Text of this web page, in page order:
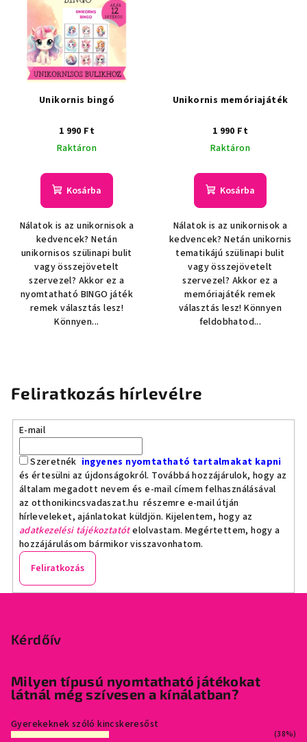
Unikornis bingó
1 990 Ft
Raktáron
Kosárba
Nálatok is az unikornisok a
kedvencek? Netán
unikornisos szülinapi bulit
vagy összejövetelt
szervezel? Akkor ez a
nyomtatható BINGO játék
remek választás lesz!
Könnyen...
Unikornis memóriajáték
1 990 Ft
Raktáron
Kosárba
Nálatok is az unikornisok a
kedvencek? Netán unikornis
tematikájú szülinapi bulit
vagy összejövetelt
szervezel? Akkor ez a
memóriajáték remek
választás lesz! Könnyen
feldobhatod...
Feliratkozás hírlevélre
E-mail
Szeretnék ingyenes nyomtatható tartalmakat kapni
és értesülni az újdonságokról. Továbbá hozzájárulok, hogy az
általam megadott nevem és e-mail címem felhasználásával
az otthonikincsvadaszat.hu részemre e-mail útján
hírleveleket, ajánlatokat küldjön. Kijelentem, hogy az
adatkezelési tájékoztatótelolvastam. Megértettem, hogy a
hozzájárulásom bármikor visszavonhatom.
Feliratkozás
Kérdőív
Milyen típusú nyomtatható játékokat
látnál még szívesen a kínálatban?
Gyerekeknek szóló kincskeresőst
(38%)